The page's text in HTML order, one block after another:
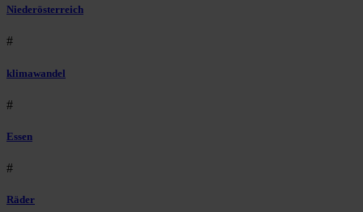
Niederösterreich
#
klimawandel
#
Essen
#
Räder